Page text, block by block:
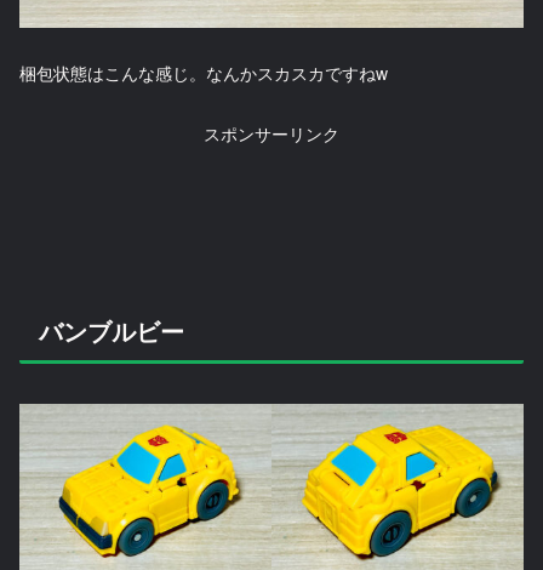
梱包状態はこんな感じ。なんかスカスカですねw
スポンサーリンク
バンブルビー